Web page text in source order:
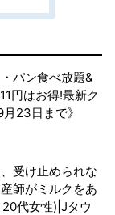
パン食べ放題&
円はお得!最新ク
23日まで》
受け止められな
師がミルクをあ
代女性)|Jタウ